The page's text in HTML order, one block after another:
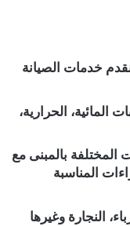
خدمات الصيانة
المائية، الحرارية،
المختلفة بالمبنى مع
المناسبة
النجارة وغيرها